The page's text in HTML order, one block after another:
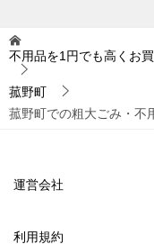
不用品を1円でも高くお
菰野町
菰野町での粗大ごみ・不
運営会社
利用規約